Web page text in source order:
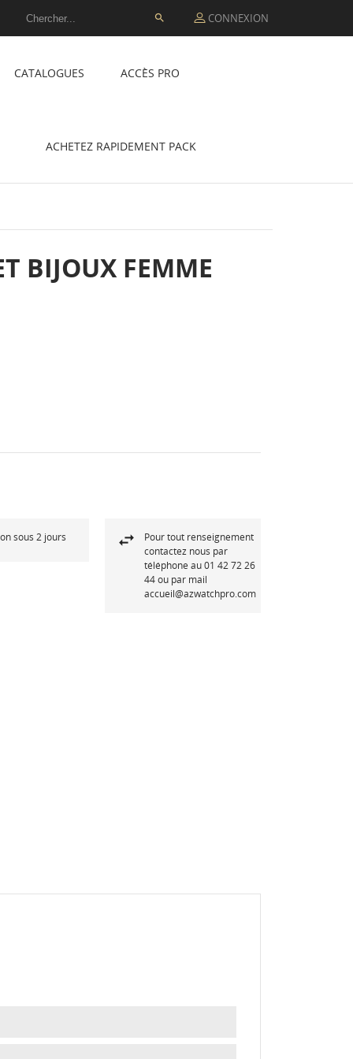
 CONNEXION
CATALOGUES ACCÈS PRO
ACHETEZ RAPIDEMENT PACK
BIJOUX FEMME
sous 2 jours
Pour tout renseignement
contactez nous par
téléphone au 01 42 72 26
44 ou par mail
accueil@azwatchpro.com